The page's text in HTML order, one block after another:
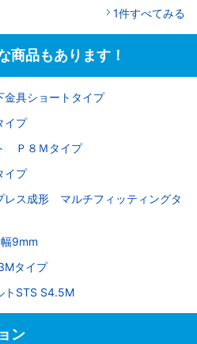
1件すべてみる
商品もあります！
具ショートタイプ
イプ
Ｐ８Ｍタイプ
イプ
ス成形 マルチフィッティングタ
9mm
タイプ
トSTS S4.5M
ン